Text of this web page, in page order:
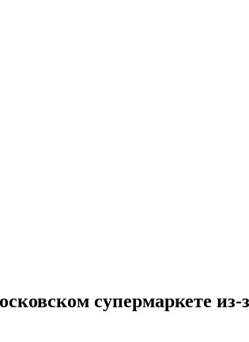
супермаркете из-